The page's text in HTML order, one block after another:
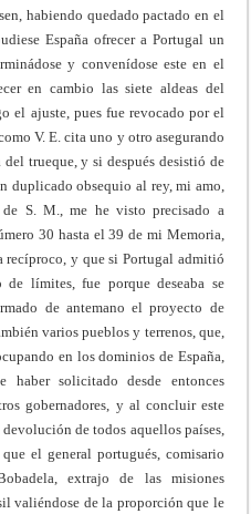
habiendo quedado pactado en el
España ofrecer a Portugal un
y convenídose este en el
en cambio las siete aldeas del
el ajuste, pues fue revocado por el
V. E. cita uno y otro asegurando
trueque, y si después desistió de
duplicado obsequio al rey, mi amo,
S. M., me he visto precisado a
30 hasta el 39 de mi Memoria,
recíproco, y que si Portugal admitió
límites, fue porque deseaba se
de antemano el proyecto de
varios pueblos y terrenos, que,
en los dominios de España,
solicitado desde entonces
gobernadores, y al concluir este
de todos aquellos países,
el general portugués, comisario
extrajo de las misiones
valiéndose de la proporción que le